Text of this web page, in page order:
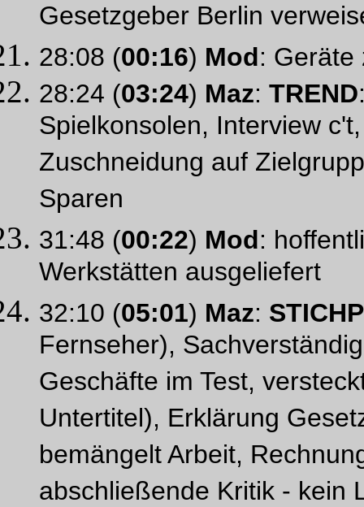
Gesetzgeber Berlin
28:08 (00:16) Mod: Geräte
28:24 (03:24) Maz: TREND
Spielkonsolen, Interview
Zuschneidung auf
Sparen
31:48 (00:22) Mod:
Werkstätten ausgeliefert
32:10 (05:01) Maz:
Fernseher),
Geschäfte im Test,
Untertitel), Erklärung
bemängelt Arbeit,
abschließende Kritik - kein